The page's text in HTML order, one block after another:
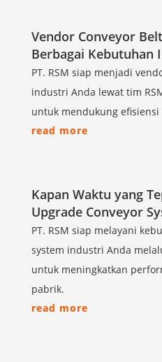
Vendor Conveyor
Berbagai Kebutuhan
PT. RSM siap menjadi
industri Anda lewat tim
untuk mendukung
read more
Kapan Waktu yang
Upgrade Conveyor
PT. RSM siap melayani
system industri Anda
untuk meningkatkan
pabrik.
read more